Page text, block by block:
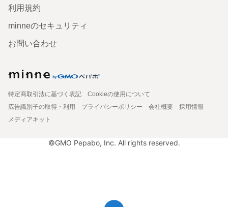
利用規約
minneのセキュリティ
お問い合わせ
特定商取引法に基づく表記
Cookieの使用について
広告識別子の取得・利用
プライバシーポリシー 会社概要
採用情報
メディアキット
©GMO Pepabo, Inc. All rights reserved.